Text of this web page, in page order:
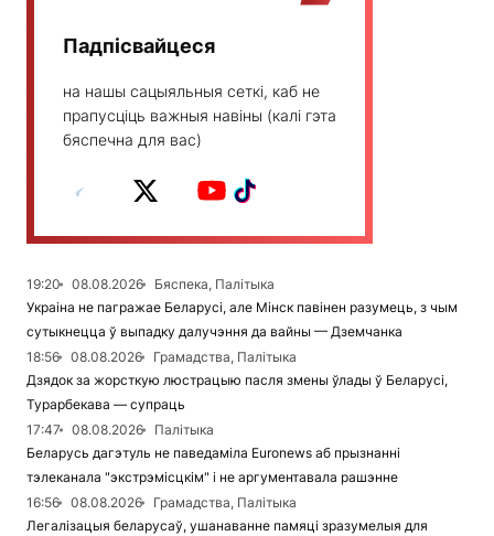
Падпісвайцеся
на нашы сацыяльныя сеткі, каб не
прапусціць важныя навіны (калі гэта
бяспечна для вас)
19:20 08.08.2026
Бяспека, Палітыка
Украіна не пагражае Беларусі, але Мінск павінен разумець, з чым
сутыкнецца ў выпадку далучэння да вайны — Дземчанка
18:56
08.08.2026
Грамадства, Палітыка
Дзядок за жорсткую люстрацыю пасля змены ўлады ў Беларусі,
Турарбекава — супраць
17:47
08.08.2026
Палітыка
Беларусь дагэтуль не паведаміла Euronews аб прызнанні
тэлеканала "экстрэмісцкім" і не аргументавала рашэнне
16:56
08.08.2026
Грамадства, Палітыка
Легалізацыя беларусаў, ушанаванне памяці зразумелыя для